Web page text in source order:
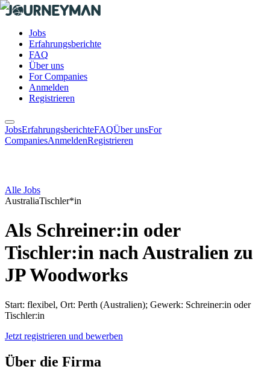
Jobs
Erfahrungsberichte
FAQ
Über uns
For Companies
Anmelden
Registrieren
JobsErfahrungsberichteFAQÜber unsFor
CompaniesAnmeldenRegistrieren
Alle Jobs
AustraliaTischler*in
Als Schreiner:in oder
Tischler:in nach Australien zu
JP Woodworks
Start: flexibel, Ort: Perth (Australien); Gewerk: Schreiner:in oder
Tischler:in
Jetzt registrieren und bewerben
Über die Firma